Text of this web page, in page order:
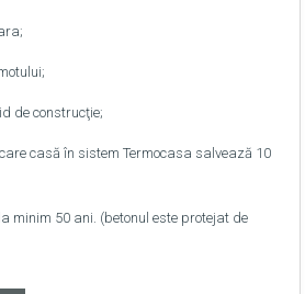
de construcţie;
casă în sistem Termocasa salvează 10
minim 50 ani. (betonul este protejat de